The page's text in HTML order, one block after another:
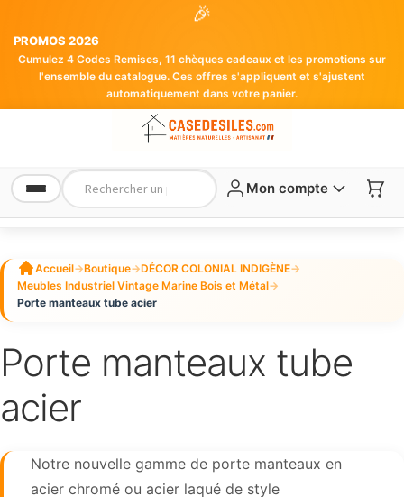
🎉
PROMOS 2026
Cumulez 4 Codes Remises, 11 chèques cadeaux et les promotions sur
l'ensemble du catalogue. Ces offres s'appliquent et s'ajustent
automatiquement dans votre panier.
Mon compte
Accueil→Boutique→DÉCOR COLONIAL INDIGÈNE→
Meubles Industriel Vintage Marine Bois et Métal→
Porte manteaux tube acier
Porte manteaux tube
acier
Notre nouvelle gamme de porte manteaux en
acier chromé ou acier laqué de style